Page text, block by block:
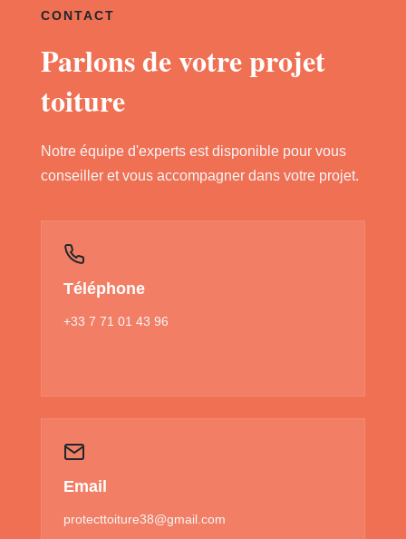
CONTACT
Parlons de votre projet
toiture
Notre équipe d'experts est disponible pour vous
conseiller et vous accompagner dans votre projet.
Téléphone
+33 7 71 01 43 96
Email
protecttoiture38@gmail.com